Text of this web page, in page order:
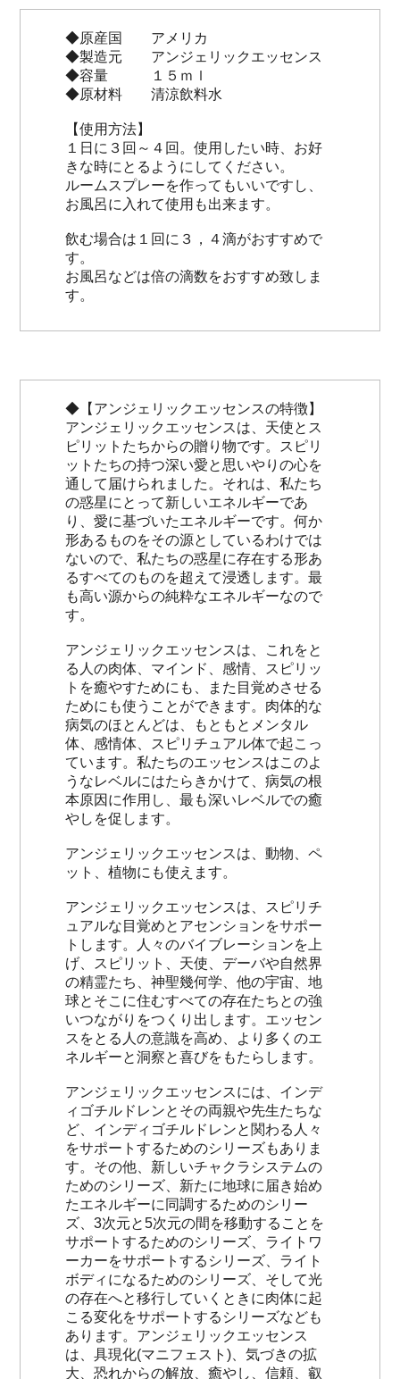
◆原産国 アメリカ
◆製造元 アンジェリックエッセンス
◆容量 １５ｍｌ
◆原材料 清涼飲料水
【使用方法】
１日に３回～４回。使用したい時、お好
きな時にとるようにしてください。
ルームスプレーを作ってもいいですし、
お風呂に入れて使用も出来ます。
飲む場合は１回に３，４滴がおすすめで
す。
お風呂などは倍の滴数をおすすめ致しま
す。
◆【アンジェリックエッセンスの特徴】
アンジェリックエッセンスは、天使とス
ピリットたちからの贈り物です。スピリ
ットたちの持つ深い愛と思いやりの心を
通して届けられました。それは、私たち
の惑星にとって新しいエネルギーであ
り、愛に基づいたエネルギーです。何か
形あるものをその源としているわけでは
ないので、私たちの惑星に存在する形あ
るすべてのものを超えて浸透します。最
も高い源からの純粋なエネルギーなので
す。
アンジェリックエッセンスは、これをと
る人の肉体、マインド、感情、スピリッ
トを癒やすためにも、また目覚めさせる
ためにも使うことができます。肉体的な
病気のほとんどは、もともとメンタル
体、感情体、スピリチュアル体で起こっ
ています。私たちのエッセンスはこのよ
うなレベルにはたらきかけて、病気の根
本原因に作用し、最も深いレベルでの癒
やしを促します。
アンジェリックエッセンスは、動物、ペ
ット、植物にも使えます。
アンジェリックエッセンスは、スピリチ
ュアルな目覚めとアセンションをサポー
トします。人々のバイブレーションを上
げ、スピリット、天使、デーバや自然界
の精霊たち、神聖幾何学、他の宇宙、地
球とそこに住むすべての存在たちとの強
いつながりをつくり出します。エッセン
スをとる人の意識を高め、より多くのエ
ネルギーと洞察と喜びをもたらします。
アンジェリックエッセンスには、インデ
ィゴチルドレンとその両親や先生たちな
ど、インディゴチルドレンと関わる人々
をサポートするためのシリーズもありま
す。その他、新しいチャクラシステムの
ためのシリーズ、新たに地球に届き始め
たエネルギーに同調するためのシリー
ズ、3次元と5次元の間を移動することを
サポートするためのシリーズ、ライトワ
ーカーをサポートするシリーズ、ライト
ボディになるためのシリーズ、そして光
の存在へと移行していくときに肉体に起
こる変化をサポートするシリーズなども
あります。アンジェリックエッセンス
は、具現化(マニフェスト)、気づきの拡
大、恐れからの解放、癒やし、信頼、叡